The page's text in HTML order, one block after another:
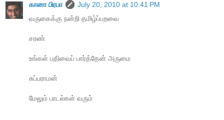
கானா பிரபா
July 20, 2010 at 10:41 PM
வருகைக்கு நன்றி தமிழ்ப்பறவை
சரண்
உங்கள் பதிவைப் பார்த்தேன் அருமை
சுப்பராமன்
மேலும் பாடல்கள் வரும்